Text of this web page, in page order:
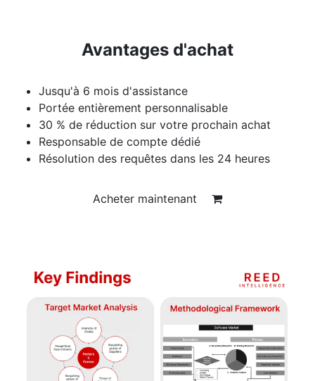
Avantages d'achat
Jusqu'à 6 mois d'assistance
Portée entièrement personnalisable
30 % de réduction sur votre prochain achat
Responsable de compte dédié
Résolution des requêtes dans les 24 heures
Acheter maintenant